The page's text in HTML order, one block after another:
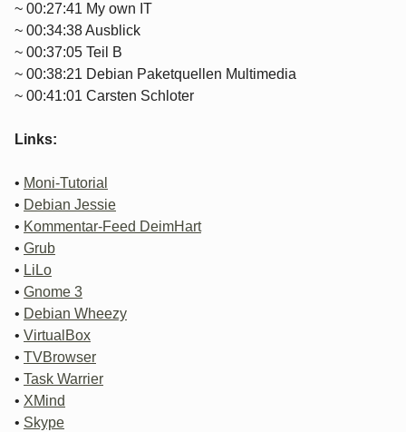
~ 00:27:41 My own IT
~ 00:34:38 Ausblick
~ 00:37:05 Teil B
~ 00:38:21 Debian Paketquellen Multimedia
~ 00:41:01 Carsten Schloter
Links:
• Moni-Tutorial
• Debian Jessie
• Kommentar-Feed DeimHart
• Grub
• LiLo
• Gnome 3
• Debian Wheezy
• VirtualBox
• TVBrowser
• Task Warrier
• XMind
• Skype